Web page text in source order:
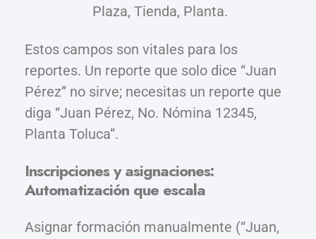
Plaza, Tienda, Planta.
Estos campos son vitales para los
reportes. Un reporte que solo dice “Juan
Pérez” no sirve; necesitas un reporte que
diga “Juan Pérez, No. Nómina 12345,
Planta Toluca”.
Inscripciones y asignaciones:
Automatización que escala
Asignar formación manualmente (“Juan,